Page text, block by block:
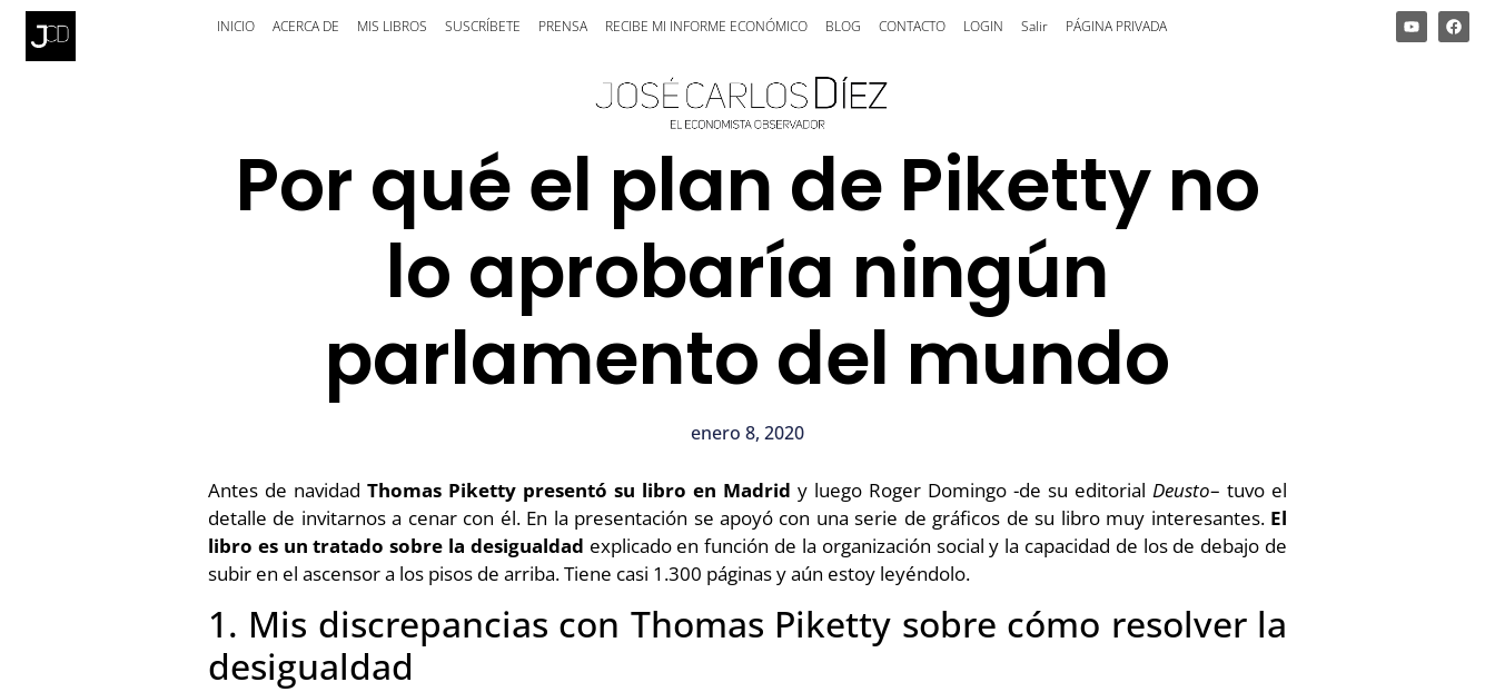
INICIO ACERCA DE MIS LIBROS SUSCRÍBETE PRENSA RECIBE MI INFORME ECONÓMICO BLOG CONTACTO LOGIN Salir PÁGINA PRIVADA
Por qué el plan de Piketty no
lo aprobaría ningún
parlamento del mundo
enero 8, 2020
Antes de navidad Thomas Piketty presentó su libro en Madrid y luego Roger Domingo -de su editorial Deusto– tuvo el
detalle de invitarnos a cenar con él. En la presentación se apoyó con una serie de gráficos de su libro muy interesantes. El
libro es un tratado sobre la desigualdad explicado en función de la organización social y la capacidad de los de debajo de
subir en el ascensor a los pisos de arriba. Tiene casi 1.300 páginas y aún estoy leyéndolo.
1. Mis discrepancias con Thomas Piketty sobre cómo resolver la
desigualdad